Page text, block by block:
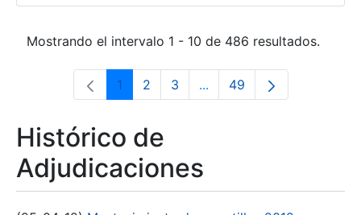
Mostrando el intervalo 1 - 10 de 486 resultados.
Página
1 Página
2 Página
3 ...Páginas intermedias Use
Página
49
Histórico de
Adjudicaciones